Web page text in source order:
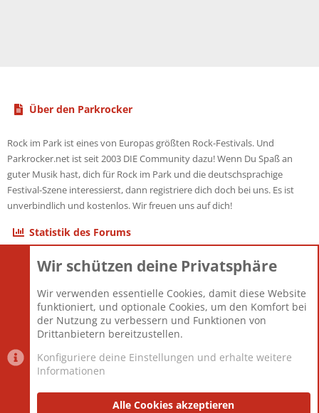
Über den Parkrocker
Rock im Park ist eines von Europas größten Rock-Festivals. Und
Parkrocker.net ist seit 2003 DIE Community dazu! Wenn Du Spaß an
guter Musik hast, dich für Rock im Park und die deutschsprachige
Festival-Szene interessierst, dann registriere dich doch bei uns. Es ist
unverbindlich und kostenlos. Wir freuen uns auf dich!
Statistik des Forums
Themen
Mitglieder
12.427
Neuestes Mitglied
Berlin
Datenschutzerklärung Impressum
Wir schützen deine Privatsphäre
Wir verwenden essentielle Cookies, damit diese Website
funktioniert, und optionale Cookies, um den Komfort bei
der Nutzung zu verbessern und Funktionen von
Drittanbietern bereitzustellen.
Konfiguriere deine Einstellungen und erhalte weitere
Informationen
Alle Cookies akzeptieren